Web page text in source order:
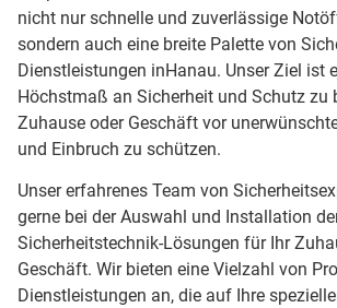
nicht nur schnelle und zuverlässige
sondern auch eine breite Palette von
Dienstleistungen inHanau. Unser Ziel ist
Höchstmaß an Sicherheit und Schutz zu
Zuhause oder Geschäft vor
und Einbruch zu schützen.
Unser erfahrenes Team von
gerne bei der Auswahl und Installation
Sicherheitstechnik-Lösungen für Ihr
Geschäft. Wir bieten eine Vielzahl von
Dienstleistungen an, die auf Ihre